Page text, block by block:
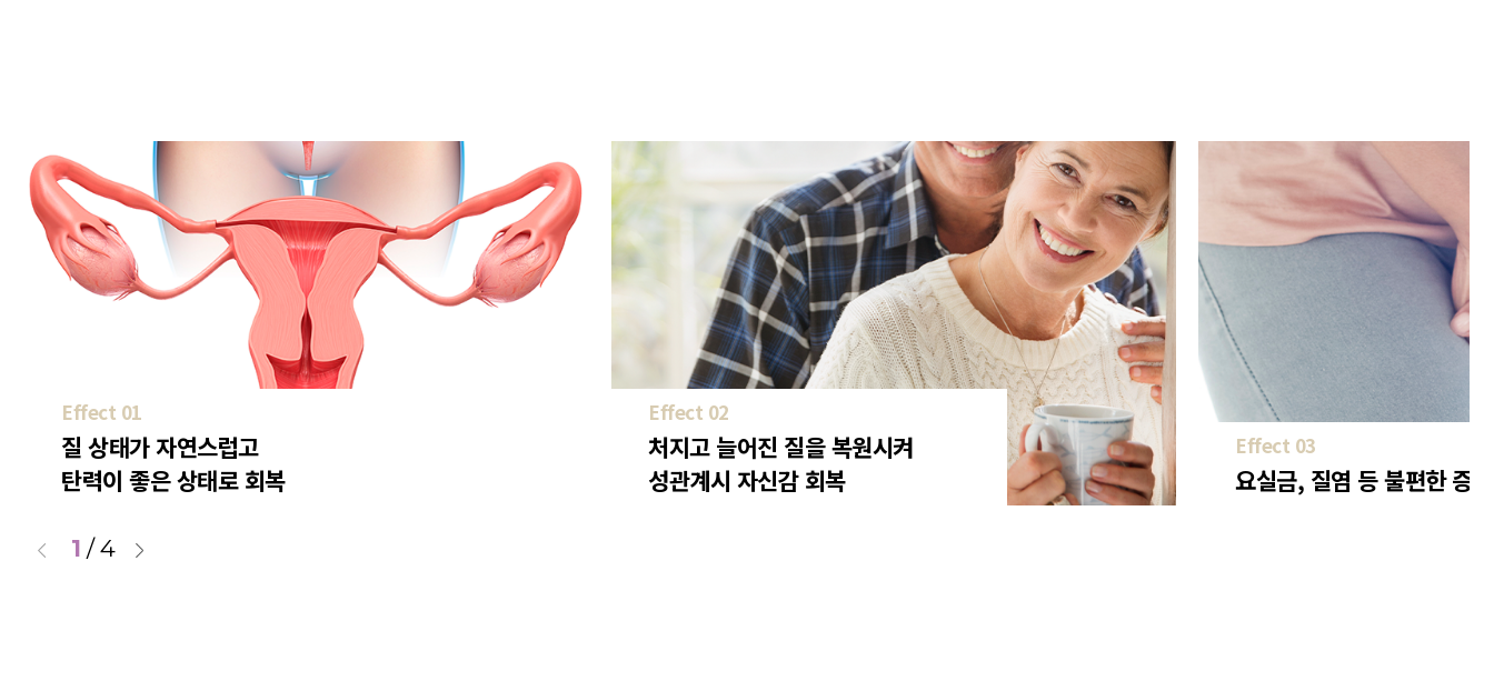
Effect 01
질 상태가 자연스럽고
탄력이 좋은 상태로 회복
Effect 02
처지고 늘어진 질을 복원시켜
성관계시 자신감 회복
Effect 03
요실금, 질염 등 불편한 증
1 /4